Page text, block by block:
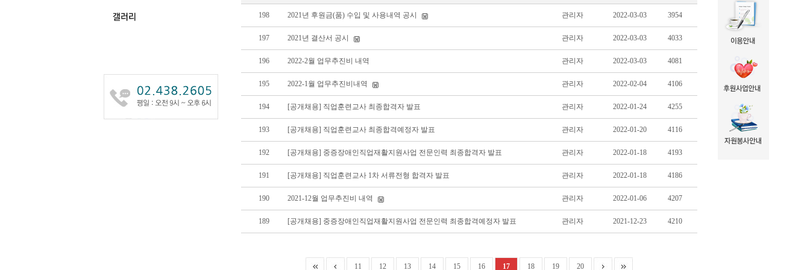
198 2021년 후원금(품) 수입 및 사용내역 공시 관리자 2022-03-03 3954
197 2021년 결산서 공시 관리자 2022-03-03 4033
196 2022-2월 업무추진비 내역 관리자 2022-03-03 4081
195 2022-1월 업무추진비내역 관리자 2022-02-04 4106
194 [공개채용] 직업훈련교사 최종합격자 발표 관리자 2022-01-24 4255
193 [공개채용] 직업훈련교사 최종합격예정자 발표 관리자 2022-01-20 4116
192 [공개채용] 중증장애인직업재활지원사업 전문인력 최종합격자 발표 관리자 2022-01-18 4193
191 [공개채용] 직업훈련교사 1차 서류전형 합격자 발표 관리자 2022-01-18 4186
190 2021-12월 업무추진비 내역 관리자 2022-01-06 4207
189 [공개채용] 중증장애인직업재활지원사업 전문인력 최종합격예정자 발표 관리자 2021-12-23 4210
11 12 13 14 15 16 17 18 19 20